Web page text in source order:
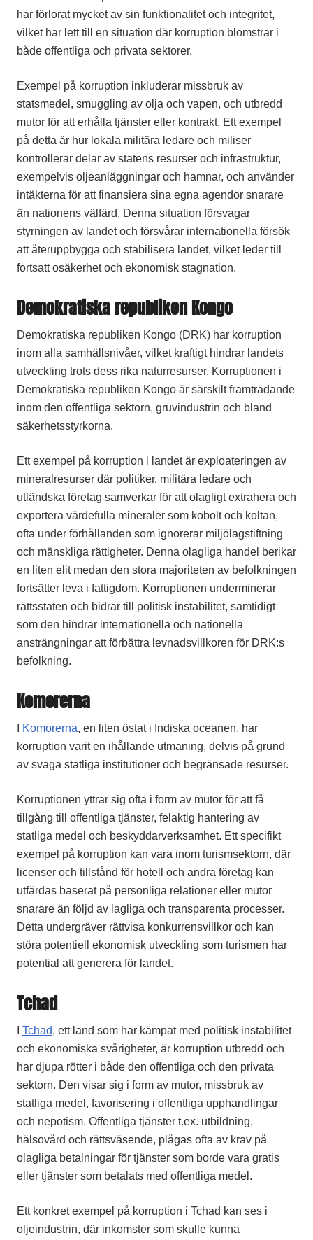
har förlorat mycket av sin funktionalitet och integritet,
vilket har lett till en situation där korruption blomstrar i
både offentliga och privata sektorer.
Exempel på korruption inkluderar missbruk av
statsmedel, smuggling av olja och vapen, och utbredd
mutor för att erhålla tjänster eller kontrakt. Ett exempel
på detta är hur lokala militära ledare och miliser
kontrollerar delar av statens resurser och infrastruktur,
exempelvis oljeanläggningar och hamnar, och använder
intäkterna för att finansiera sina egna agendor snarare
än nationens välfärd. Denna situation försvagar
styrningen av landet och försvårar internationella försök
att återuppbygga och stabilisera landet, vilket leder till
fortsatt osäkerhet och ekonomisk stagnation.
Demokratiska republiken Kongo
Demokratiska republiken Kongo (DRK) har korruption
inom alla samhällsnivåer, vilket kraftigt hindrar landets
utveckling trots dess rika naturresurser. Korruptionen i
Demokratiska republiken Kongo är särskilt framträdande
inom den offentliga sektorn, gruvindustrin och bland
säkerhetsstyrkorna.
Ett exempel på korruption i landet är exploateringen av
mineralresurser där politiker, militära ledare och
utländska företag samverkar för att olagligt extrahera och
exportera värdefulla mineraler som kobolt och koltan,
ofta under förhållanden som ignorerar miljölagstiftning
och mänskliga rättigheter. Denna olagliga handel berikar
en liten elit medan den stora majoriteten av befolkningen
fortsätter leva i fattigdom. Korruptionen underminerar
rättsstaten och bidrar till politisk instabilitet, samtidigt
som den hindrar internationella och nationella
ansträngningar att förbättra levnadsvillkoren för DRK:s
befolkning.
Komorerna
Komorerna, en liten östat i Indiska oceanen, har
korruption varit en ihållande utmaning, delvis på grund
av svaga statliga institutioner och begränsade resurser.
Korruptionen yttrar sig ofta i form av mutor för att få
tillgång till offentliga tjänster, felaktig hantering av
statliga medel och beskyddarverksamhet. Ett specifikt
exempel på korruption kan vara inom turismsektorn, där
licenser och tillstånd för hotell och andra företag kan
utfärdas baserat på personliga relationer eller mutor
snarare än följd av lagliga och transparenta processer.
Detta undergräver rättvisa konkurrensvillkor och kan
störa potentiell ekonomisk utveckling som turismen har
potential att generera för landet.
Tchad
Tchad, ett land som har kämpat med politisk instabilitet
och ekonomiska svårigheter, är korruption utbredd och
har djupa rötter i både den offentliga och den privata
sektorn. Den visar sig i form av mutor, missbruk av
statliga medel, favorisering i offentliga upphandlingar
och nepotism. Offentliga tjänster t.ex. utbildning,
hälsovård och rättsväsende, plågas ofta av krav på
olagliga betalningar för tjänster som borde vara gratis
eller tjänster som betalats med offentliga medel.
Ett konkret exempel på korruption i Tchad kan ses i
oljeindustrin, där inkomster som skulle kunna